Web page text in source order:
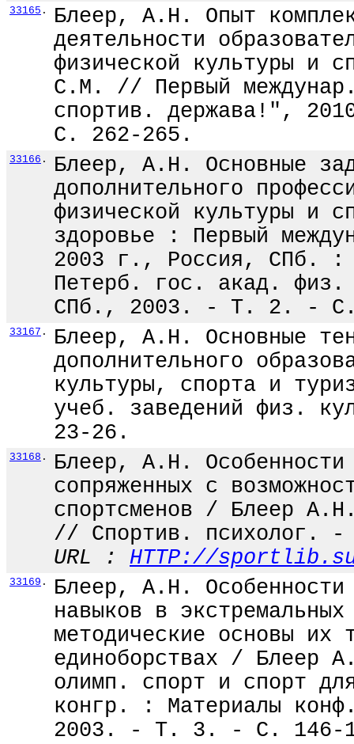
33165 .
Блеер, А.Н. Опыт
деятельности
физической культуры и
С.М. // Первый
спортив. держава!",
С. 262-265.
33166 .
Блеер, А.Н. Основные
дополнительного
физической культуры
здоровье : Первый
2003 г., Россия, СПб.
Петерб. гос. акад.
СПб., 2003. - Т. 2. - С.
33167 .
Блеер, А.Н. Основные
дополнительного
культуры, спорта и
учеб. заведений физ.
23-26.
33168 .
Блеер, А.Н. Особенности
сопряженных с
спортсменов / Блеер
// Спортив.
URL : HTTP://
33169 .
Блеер, А.Н. Особенности
навыков в
методические основы их
единоборствах /
олимп. спорт и спорт
конгр. : Материалы
2003. - Т. 3. - С. 146-